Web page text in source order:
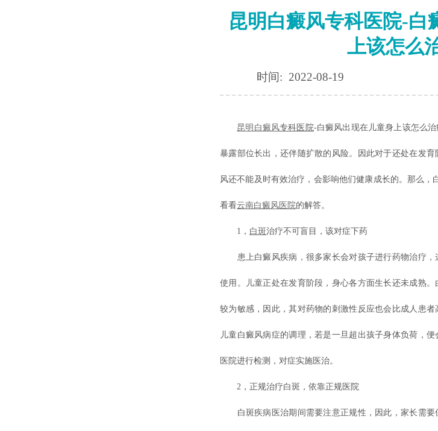
昆明白癜风专科医院-白
上该怎么
时间: 2022-08-19
昆明 白癜风专科医院-白癜风出现在儿童身上该怎么
暴露部位长出，还伴随扩散的风险。因此对于还处在发
风还不能及时有效治疗，会影响他们健康成长的。那么，
看看云南白癜风医院的解答。
1， 白斑治疗不可盲目，该对症下药
患上白癜风疾病，很多家长会对孩子进行药物治疗，
使用。儿童正处在发育阶段，身心各方面生长还未成熟。
较为敏感，因此，其对药物的刺激性反应也会比成人患
儿童白癜风病症的调理，若是一旦超出孩子身体负荷，
医院进行检测，对症实施医治。
2，正规治疗白斑，依靠正规医院
白斑疾病医治期间需要注意正规性，因此，家长需要